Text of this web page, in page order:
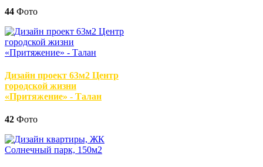
44 Фото
Дизайн проект 63м2 Центр
городской жизни
«Притяжение» - Талан
42 Фото